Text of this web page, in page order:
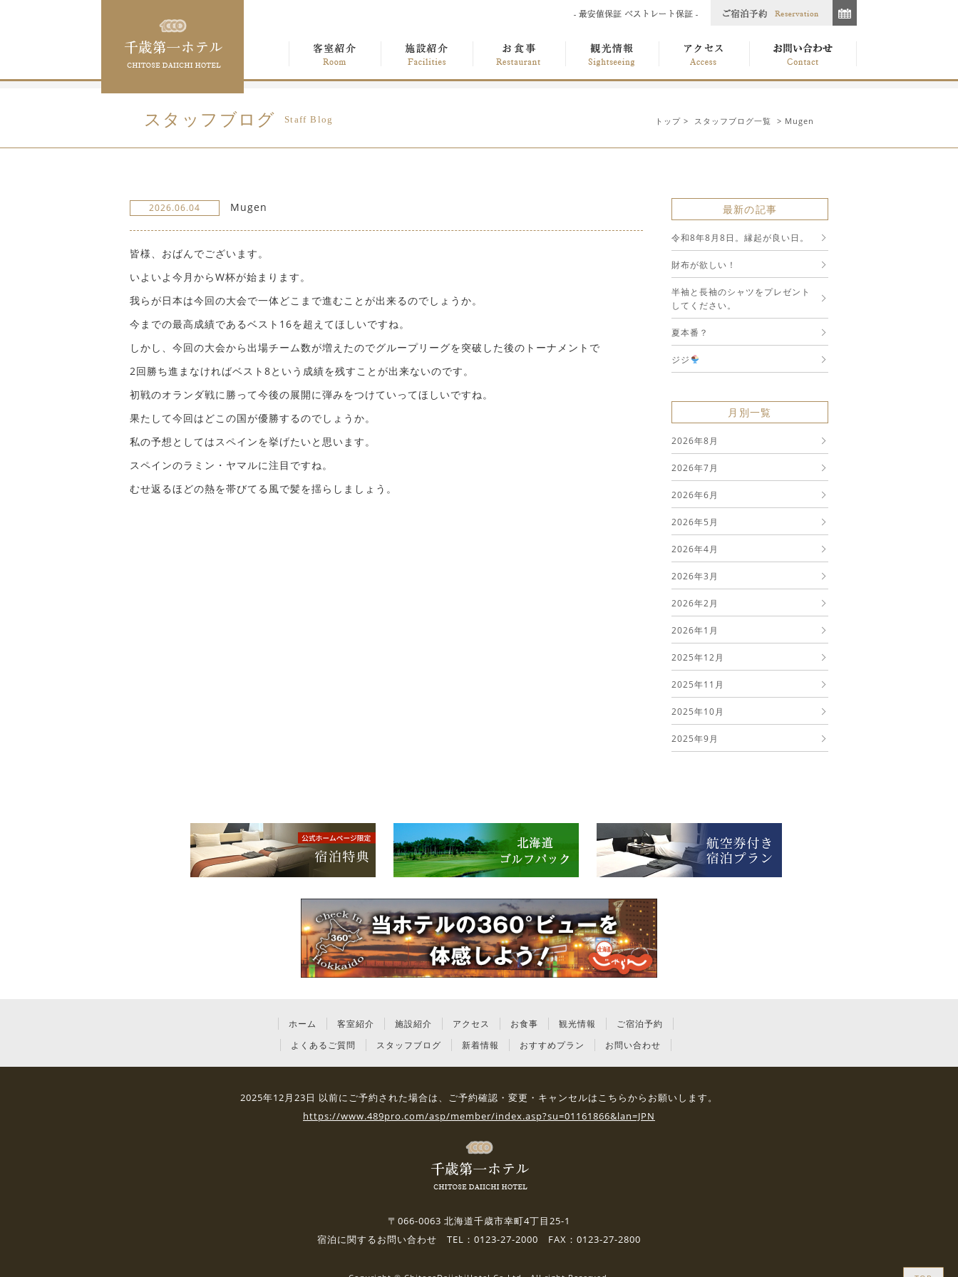
スタッフブログ Staff Blog トップ > スタッフブログ一覧 > Mugen
2026.06.04 Mugen
皆様、おばんでございます。
いよいよ今月からW杯が始まります。
我らが日本は今回の大会で一体どこまで進むことが出来るのでしょうか。
今までの最高成績であるベスト16を超えてほしいですね。
しかし、今回の大会から出場チーム数が増えたのでグループリーグを突破した後のトーナメントで
2回勝ち進まなければベスト8という成績を残すことが出来ないのです。
初戦のオランダ戦に勝って今後の展開に弾みをつけていってほしいですね。
果たして今回はどこの国が優勝するのでしょうか。
私の予想としてはスペインを挙げたいと思います。
スペインのラミン・ヤマルに注目ですね。
むせ返るほどの熱を帯びてる風で髪を揺らしましょう。
最新の記事
令和8年8月8日。縁起が良い日。
財布が欲しい！
半袖と長袖のシャツをプレゼント
してください。
夏本番？
ジジ
月別一覧
2026年8月
2026年7月
2026年6月
2026年5月
2026年4月
2026年3月
2026年2月
2026年1月
2025年12月
2025年11月
2025年10月
2025年9月
ホーム 客室紹介 施設紹介 アクセス お食事 観光情報
ご宿泊予約
よくあるご質問
スタッフブログ 新着情報 おすすめプラン お問い合わせ
2025年12月23日 以前にご予約された場合は、 ご予約確認・変更・キャンセルはこちらからお願いします。
https://www.489pro.com/asp/member/index.asp?su=01161866&lan=JPN
〒066-0063 北海道千歳市幸町4丁目25-1
宿泊に関するお問い合わせ TEL：0123-27-2000 FAX：0123-27-2800